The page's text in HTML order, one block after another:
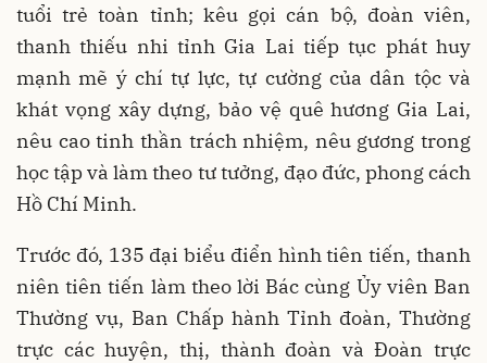
tuổi trẻ toàn tỉnh; kêu gọi cán bộ, đoàn viên,
thanh thiếu nhi tỉnh Gia Lai tiếp tục phát huy
mạnh mẽ ý chí tự lực, tự cường của dân tộc và
khát vọng xây dựng, bảo vệ quê hương Gia Lai,
nêu cao tinh thần trách nhiệm, nêu gương trong
học tập và làm theo tư tưởng, đạo đức, phong cách
Hồ Chí Minh.
Trước đó, 135 đại biểu điển hình tiên tiến, thanh
niên tiên tiến làm theo lời Bác cùng Ủy viên Ban
Thường vụ, Ban Chấp hành Tỉnh đoàn, Thường
trực các huyện, thị, thành đoàn và Đoàn trực